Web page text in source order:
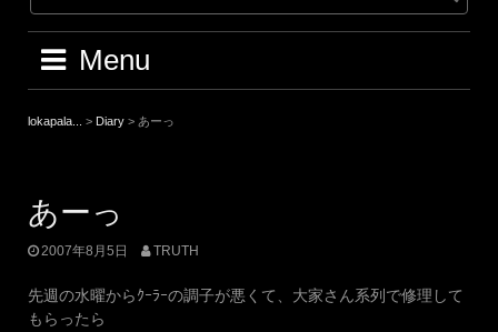
Menu
lokapala... > Diary > あーっ
あーっ
2007年8月5日 TRUTH
先週の水曜からｸｰﾗｰの調子が悪くて、大家さん系列で修理して
もらったら